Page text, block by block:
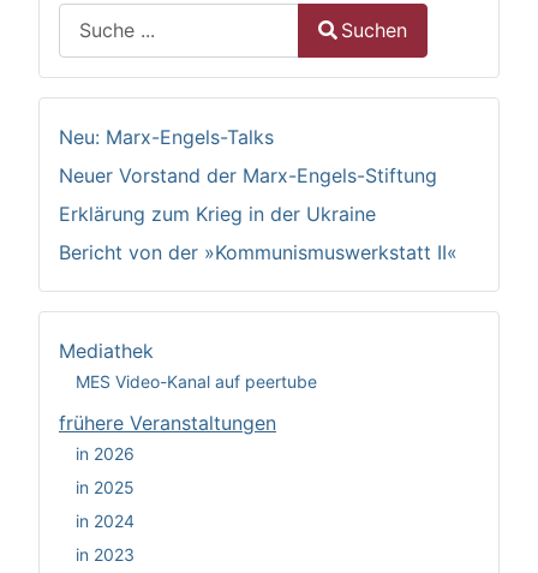
Suchen
Neu: Marx-Engels-Talks
Neuer Vorstand der Marx-Engels-Stiftung
Erklärung zum Krieg in der Ukraine
Bericht von der »Kommunismuswerkstatt II«
Mediathek
MES Video-Kanal auf peertube
frühere Veranstaltungen
in 2026
in 2025
in 2024
in 2023